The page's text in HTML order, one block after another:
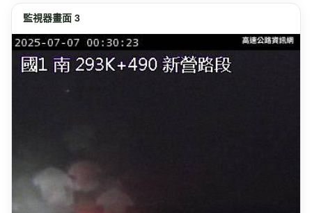
監視器畫面 3